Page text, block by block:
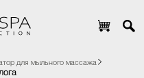
для мыльного массажа